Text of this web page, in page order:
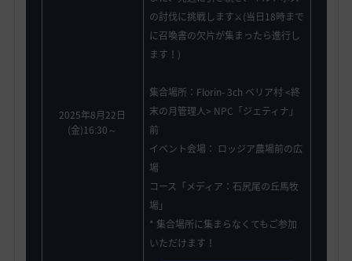
2025年8月22日
(金)16ː30～
の討伐に挑戦します⚔️(当日18時まで
に召喚書の欠片が集まったら進行し
ます！)
集合場所：Florin- 3ch ベリア村 <終
末の月管理人> NPC「ジェティナ」
前
イベント会場： ロッジア農場前の広
場
コース「メディア：石尻尾の丘馬牧
場」
* 集合場所に集まらなくてもご参加
いただけます！